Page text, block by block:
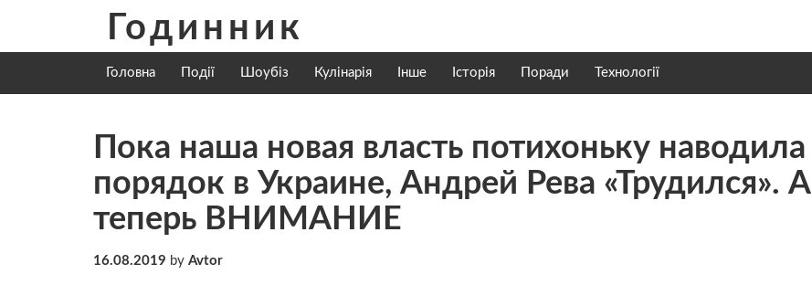
content
Годинник
Головна Події Шоубіз Кулінарія Інше Історія Поради Технології
Пока наша новая власть потихоньку наводила
порядок в Украине, Андрей Рева «Трудился». А
теперь ВНИМАНИЕ
16.08.2019 by Avtor